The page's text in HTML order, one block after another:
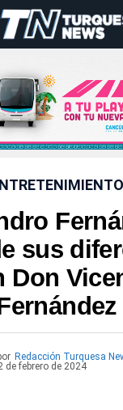
sus
Don
Redacción Turquesa
de febrero de 2024